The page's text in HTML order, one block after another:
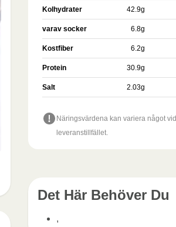
Kolhydrater 42.9g
varav socker 6.8g
Kostfiber 6.2g
Protein 30.9g
Salt 2.03g
Näringsvärdena kan variera något vid
leveranstillfället.
Det Här Behöver Du
,